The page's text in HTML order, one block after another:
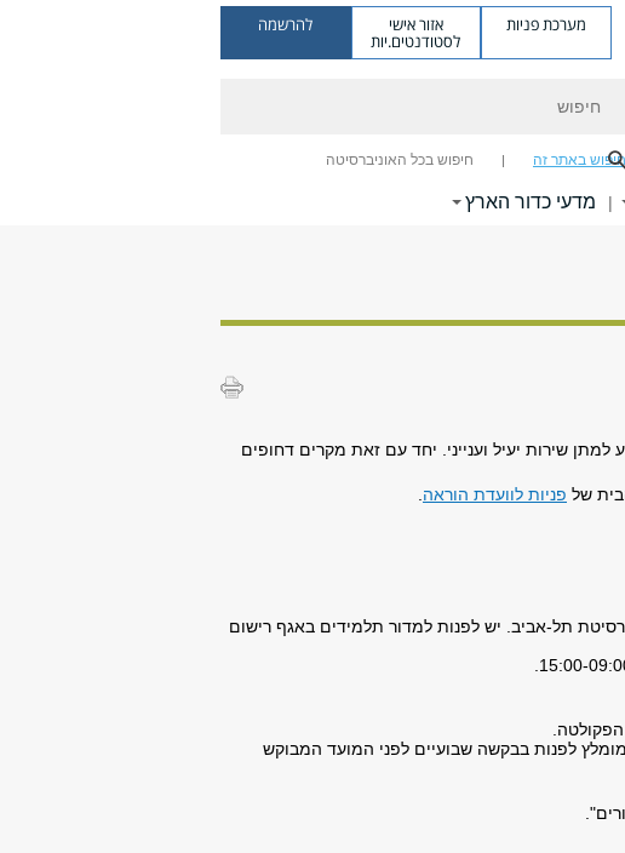
מערכת פניות אזור אישי
לסטודנטים.יות
להרשמה
חיפוש באתר זה חיפוש בכל האוניברסיטה
| מדעי כדור הארץ
שירות יעיל וענייני. יחד עם זאת מקרים דחופים
של פניות לוועדת הוראה
תל-אביב. יש לפנות למדור תלמידים באגף רישום
לפנות בבקשה שבועיים לפני המועד המבוקש